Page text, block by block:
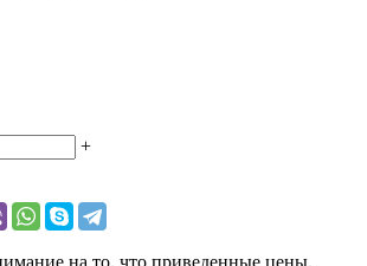
+
на то, что приведенные цены,